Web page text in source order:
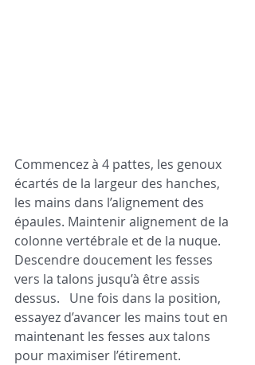
Commencez à 4 pattes, les genoux
écartés de la largeur des hanches,
les mains dans l’alignement des
épaules. Maintenir alignement de la
colonne vertébrale et de la nuque.
Descendre doucement les fesses
vers la talons jusqu’à être assis
dessus.   Une fois dans la position,
essayez d’avancer les mains tout en
maintenant les fesses aux talons
pour maximiser l’étirement.